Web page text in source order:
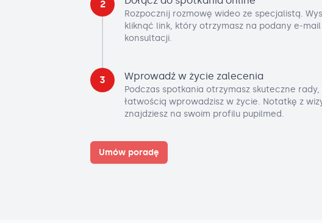
2
Rozpocznij rozmowę wideo ze specjalistą.
kliknąć link, który otrzymasz na podany e-
konsultacji.
3 Wprowadź w życie zalecenia
Podczas spotkania otrzymasz skuteczne
łatwością wprowadzisz w życie. Notatkę z
znajdziesz na swoim profilu pupilmed.
Umów poradę